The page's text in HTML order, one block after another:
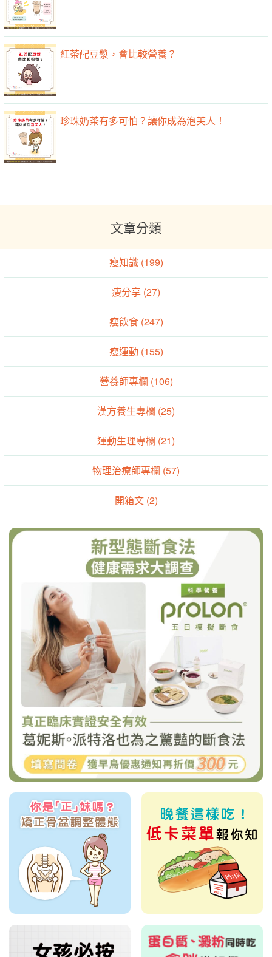
紅茶配豆漿，會比較營養？
珍珠奶茶有多可怕？讓你成為泡芙人！
文章分類
瘦知識 (199)
瘦分享 (27)
瘦飲食 (247)
瘦運動 (155)
營養師專欄 (106)
漢方養生專欄 (25)
運動生理專欄 (21)
物理治療師專欄 (57)
開箱文 (2)